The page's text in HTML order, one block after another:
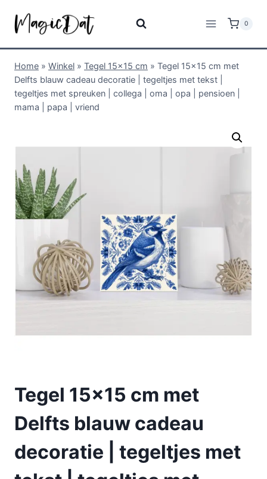
0
Home » Winkel » Tegel 15x15 cm » Tegel 15×15 cm met
Delfts blauw cadeau decoratie | tegeltjes met tekst |
tegeltjes met spreuken | collega | oma | opa | pensioen |
mama | papa | vriend
Tegel 15×15 cm met
Delfts blauw cadeau
decoratie | tegeltjes met